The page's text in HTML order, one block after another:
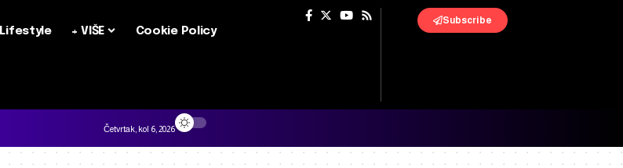
Lifestyle + VIŠE Cookie Policy
Subscribe
Četvrtak, kol 6, 2026